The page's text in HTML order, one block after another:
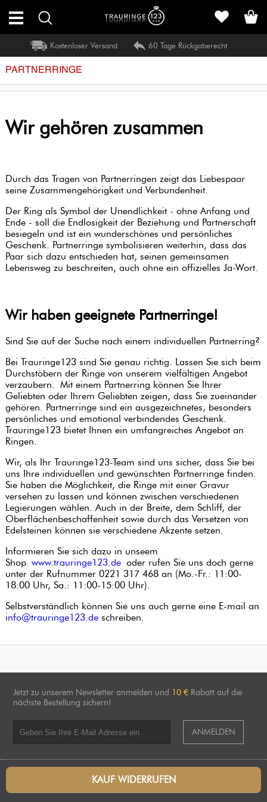
Kostenloser Versand 60 Tage Rückgaberecht
HOCHZEIT
SCHMUCK
EDELSTEIN-
ALLE
ANSEHEN
RUBIN-
SMARAGD-
RINGE
SAPHIR-
RINGE
TOPAS-
RINGE
AQUAMARIN-
RINGE
WEITERE
EDELSTEIN-
RINGE
HALSKETTEN
EDELSTEIN
HALSKETTEN
ALLE
ANSEHEN
HALSKETTEN
RUBIN
HALSKETTEN
SAPHIR
HALSKETTEN
DIAMANT
HALSKETTEN
HALSKETTEN
AUQUAMARIN
HALSKETTEN
HALSKETTEN
MIT
ALLE
ANSEHEN
ENGEL
SYMBOL
BLUME
ARMSCHMUCK
DIAMANT
ARMSCHMUCK
DIAMANT
ARMREIFEN
DIAMANT
ARMBÄNDER
EDELSTEIN
ARMSCHMUCK
PARTNERRINGE
Wir gehören zusammen
Durch das Tragen von Partnerringen zeigt das Liebespaar
seine Zusammengehörigkeit und Verbundenheit.
Der Ring als Symbol der Unendlichkeit - ohne Anfang und
Ende - soll die Endlosigkeit der Beziehung und Partnerschaft
besiegeln und ist ein wunderschönes und persönliches
Geschenk. Partnerringe symbolisieren weiterhin, dass das
Paar sich dazu entschieden hat, seinen gemeinsamen
Lebensweg zu beschreiten, auch ohne ein offizielles Ja-Wort.
Wir haben geeignete Partnerringe!
Sind Sie auf der Suche nach einem individuellen Partnerring?
Bei Trauringe123 sind Sie genau richtig. Lassen Sie sich beim
Durchstöbern der Ringe von unserem vielfältigen Angebot
verzaubern. Mit einem Partnerring können Sie Ihrer
Geliebten oder Ihrem Geliebten zeigen, dass Sie zueinander
gehören. Partnerringe sind ein ausgezeichnetes, besonders
persönliches und emotional verbindendes Geschenk.
Trauringe123 bietet Ihnen ein umfangreiches Angebot an
Ringen.
Wir, als Ihr Trauringe123-Team sind uns sicher, dass Sie bei
uns Ihre individuellen und gewünschten Partnerringe finden.
Sie haben die Möglichkeit, die Ringe mit einer Gravur
versehen zu lassen und können zwischen verschiedenen
Legierungen wählen. Auch in der Breite, dem Schliff, der
Oberflächenbeschaffenheit sowie durch das Versetzen von
Edelsteinen können sie verschiedene Akzente setzen.
Informieren Sie sich dazu in unseem
Shop www.trauringe123.deoder rufen Sie uns doch gerne
unter der Rufnummer 0221 317 468 an (Mo.-Fr.: 11:00-
18:00 Uhr, Sa.: 11:00-15:00 Uhr).
Selbstverständlich können Sie uns auch gerne eine E-mail an
info@trauringe123.deschreiben.
Jetzt zu unserem Newsletter anmelden und 10 € Rabatt auf die
nächste Bestellung sichern!
ANMELDEN
KAUF WIDERRUFEN